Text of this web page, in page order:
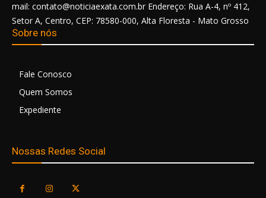
mail: contato@noticiaexata.com.br Endereço: Rua A-4, nº 412,
Setor A, Centro, CEP: 78580-000, Alta Floresta - Mato Grosso
Sobre nós
Fale Conosco
Quem Somos
Expediente
Nossas Redes Social